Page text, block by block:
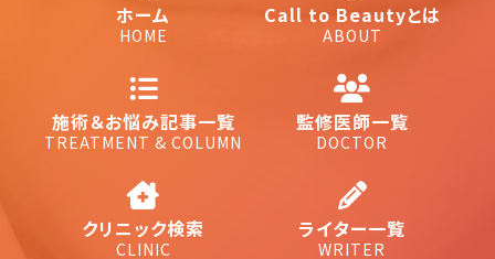
ホーム
HOME
Call to Beautyとは
ABOUT
施術＆お悩み記事一覧
TREATMENT & COLUMN
監修医師一覧
DOCTOR
クリニック検索
CLINIC
ライター一覧
WRITER